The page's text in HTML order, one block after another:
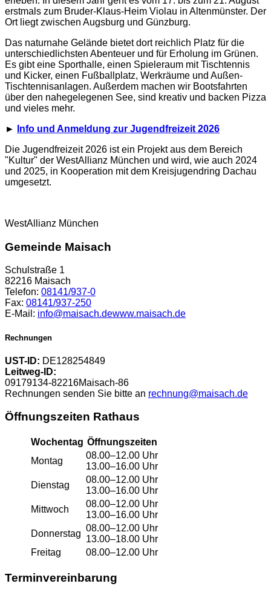
erstmals zum Bruder-Klaus-Heim Violau in Altenmünster. Der
Ort liegt zwischen Augsburg und Günzburg.
Das naturnahe Gelände bietet dort reichlich Platz für die
unterschiedlichsten Abenteuer und für Erholung im Grünen.
Es gibt eine Sporthalle, einen Spieleraum mit Tischtennis
und Kicker, einen Fußballplatz, Werkräume und Außen-
Tischtennisanlagen. Außerdem machen wir Bootsfahrten
über den nahegelegenen See, sind kreativ und backen Pizza
und vieles mehr.
►
Info und Anmeldung zur Jugendfreizeit 2026
Die Jugendfreizeit 2026 ist ein Projekt aus dem Bereich
"Kultur" der WestAllianz München und wird, wie auch 2024
und 2025, in Kooperation mit dem Kreisjugendring Dachau
umgesetzt.
WestAllianz München
Gemeinde Maisach
Schulstraße 1
82216 Maisach
Telefon: 08141/937-0
Fax: 08141/937-250
E-Mail: info@maisach.dewww.maisach.de
Rechnungen
UST-ID: DE128254849
Leitweg-ID:
09179134-82216Maisach-86
Rechnungen senden Sie bitte an rechnung@maisach.de
Öffnungszeiten Rathaus
Wochentag Öffnungszeiten
Montag
08.00–12.00 Uhr
13.00–16.00 Uhr
Dienstag
08.00–12.00 Uhr
13.00–16.00 Uhr
Mittwoch
08.00–12.00 Uhr
13.00–16.00 Uhr
Donnerstag
08.00–12.00 Uhr
13.00–18.00 Uhr
Freitag
08.00–12.00 Uhr
Terminvereinbarung